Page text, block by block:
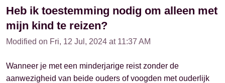
Heb ik toestemming nodig om alleen met
mijn kind te reizen?
Modified on Fri, 12 Jul, 2024 at 11:37 AM
Wanneer je met een minderjarige reist zonder de
aanwezigheid van beide ouders of voogden met ouderlijk